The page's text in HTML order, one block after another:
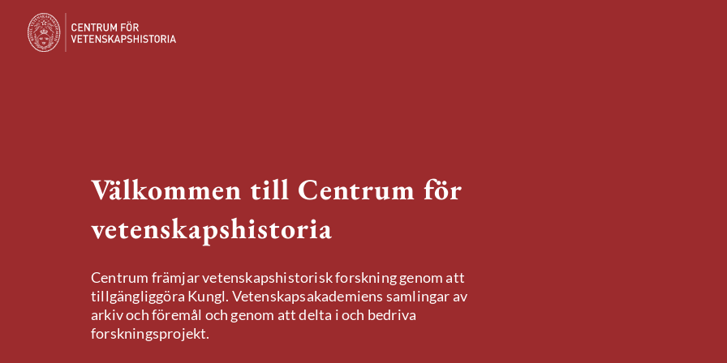
Välkommen till Centrum för
vetenskapshistoria
Centrum främjar vetenskapshistorisk forskning genom att
tillgängliggöra Kungl. Vetenskapsakademiens samlingar av
arkiv och föremål och genom att delta i och bedriva
forskningsprojekt.